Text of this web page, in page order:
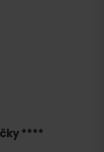
****